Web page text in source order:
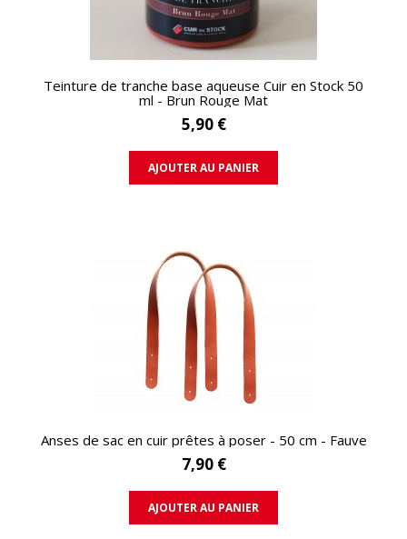
APERÇU RAPIDE
Teinture de tranche base aqueuse Cuir en Stock 50
ml - Brun Rouge Mat
5,90 €
AJOUTER AU PANIER
APERÇU RAPIDE
Anses de sac en cuir prêtes à poser - 50 cm - Fauve
7,90 €
AJOUTER AU PANIER